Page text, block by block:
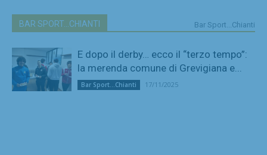
BAR SPORT...CHIANTI Bar Sport...Chianti
E dopo il derby… ecco il “terzo tempo”:
la merenda comune di Grevigiana e...
Bar Sport...Chianti 17/11/2025